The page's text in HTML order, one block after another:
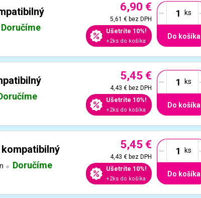
Doručíme
6,90 €
5,61 €bez DPH
Ušetríte 10%!
+2ks do košíka
-
Do košíka
5,45 €
4,43 €bez DPH
Ušetríte 10%!
+2ks do košíka
-
Do košíka
kompatibilný
Doručíme
5,45 €
4,43 €bez DPH
Ušetríte 10%!
+2ks do košíka
-
Do košíka